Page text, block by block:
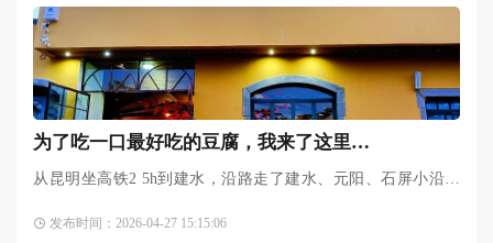
为了吃一口最好吃的豆腐，我来了这里…
从昆明坐高铁2 5h到建水，沿路走了建水、元阳、石屏小沿线
名声远扬，而当身临此地
发布时间：2026-04-27 15:15:06